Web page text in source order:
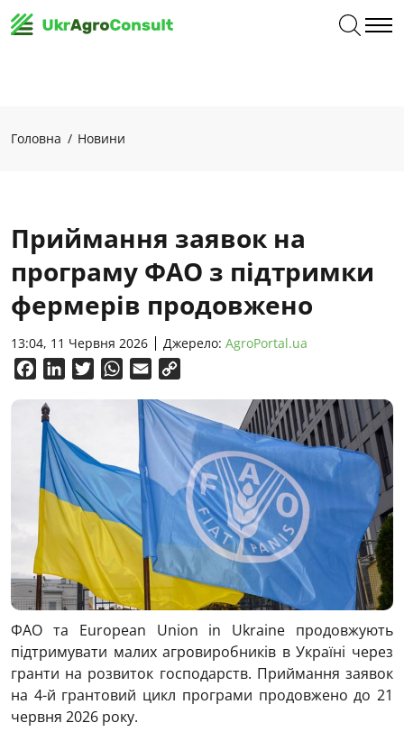
Головна Новини
Приймання заявок на
програму ФАО з підтримки
фермерів продовжено
13:04, 11 Червня 2026 Джерело: AgroPortal.ua
FacebookLinkedInTwitterWhatsApp
Email
ФАО та European Union in Ukraine продовжують
підтримувати малих агровиробників в Україні через
гранти на розвиток господарств. Приймання заявок
на 4-й грантовий цикл програми продовжено до 21
червня 2026 року.